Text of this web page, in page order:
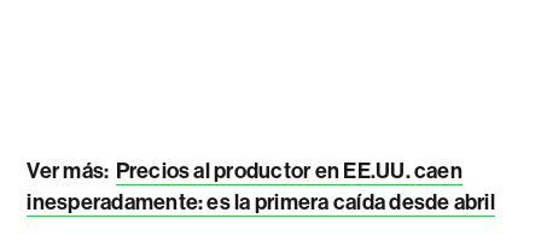
Ver más: Precios al productor en EE.UU. caen
inesperadamente: es la primera caída desde abril